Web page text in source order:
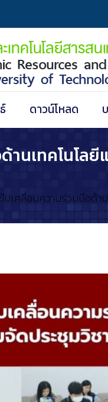
ดาวน์โหลด
นเทคโนโลยี
เคลื่อนความร่วมมือด้า